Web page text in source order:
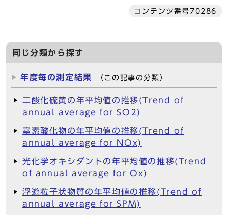
コンテンツ番号70286
同じ分類から探す
年度毎の測定結果 （この記事の分類）
二酸化硫黄の年平均値の推移(Trend of
annual average for SO2)
窒素酸化物の年平均値の推移(Trend of
annual average for NOx)
光化学オキシダントの年平均値の推移(Trend
of annual average for Ox)
浮遊粒子状物質の年平均値の推移(Trend of
annual average for SPM)